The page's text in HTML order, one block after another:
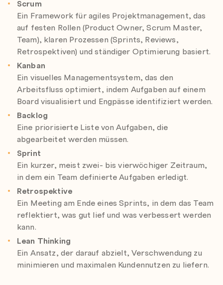
Scrum
Ein Framework für agiles Projektmanagement, das
auf festen Rollen (Product Owner, Scrum Master,
Team), klaren Prozessen (Sprints, Reviews,
Retrospektiven) und ständiger Optimierung basiert.
Kanban
Ein visuelles Managementsystem, das den
Arbeitsfluss optimiert, indem Aufgaben auf einem
Board visualisiert und Engpässe identifiziert werden.
Backlog
Eine priorisierte Liste von Aufgaben, die
abgearbeitet werden müssen.
Sprint
Ein kurzer, meist zwei- bis vierwöchiger Zeitraum,
in dem ein Team definierte Aufgaben erledigt.
Retrospektive
Ein Meeting am Ende eines Sprints, in dem das Team
reflektiert, was gut lief und was verbessert werden
kann.
Lean Thinking
Ein Ansatz, der darauf abzielt, Verschwendung zu
minimieren und maximalen Kundennutzen zu liefern.